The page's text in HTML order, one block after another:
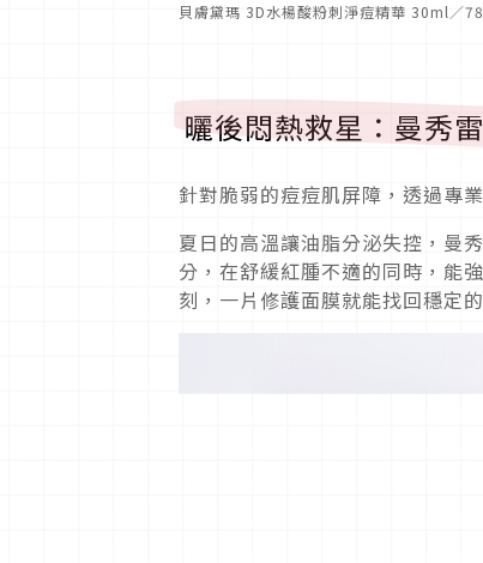
貝膚黛瑪 3D水楊酸粉刺淨痘精華 30ml／
曬後悶熱救星：曼秀
針對脆弱的痘痘肌屏障，透過專
夏日的高溫讓油脂分泌失控，曼
分，在舒緩紅腫不適的同時，能
刻，一片修護面膜就能找回穩定